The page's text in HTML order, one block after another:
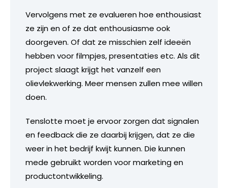
Vervolgens met ze evalueren hoe enthousiast
ze zijn en of ze dat enthousiasme ook
doorgeven. Of dat ze misschien zelf ideeën
hebben voor filmpjes, presentaties etc. Als dit
project slaagt krijgt het vanzelf een
olievlekwerking. Meer mensen zullen mee willen
doen.
Tenslotte moet je ervoor zorgen dat signalen
en feedback die ze daarbij krijgen, dat ze die
weer in het bedrijf kwijt kunnen. Die kunnen
mede gebruikt worden voor marketing en
productontwikkeling.